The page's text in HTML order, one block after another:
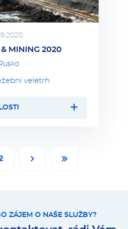
& MINING 2020
veletrh
ZÁJEM O NAŠE SLUŽBY?